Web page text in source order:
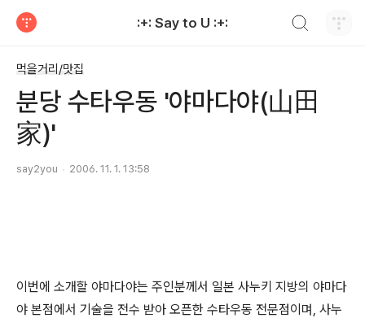
:+: Say to U :+:
먹을거리/맛집
분당 수타우동 '야마다야(山田
家)'
say2you 2006. 11. 1. 13:58
이번에 소개할 야마다야는 주인분께서 일본 사누키 지방의 야마다
야 본점에서 기술을 전수 받아 오픈한 수타우동 전문점이며, 사누